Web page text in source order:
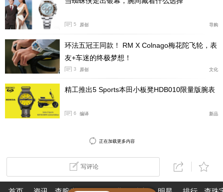
通过超卓天文台标准的手表就会有一枚绿色印章验明正
身，所以大家平常在购买劳力士手表的时候，如果你的配
ative Chronometer超卓天文台认证的手表。
5 原创 导购
环法五冠王同款！ RM X Colnago梅花陀飞轮，表
友+车迷的终极梦想！
3 原创 文化
精工推出5 Sports本田小板凳HDB010限量版腕表
6 编译 新品
正在加载更多内容
写评论